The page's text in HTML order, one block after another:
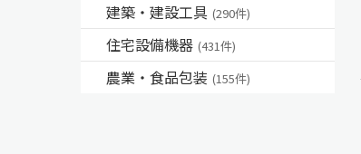
建築・建設工具 (290件)
住宅設備機器 (431件)
農業・食品包装 (155件)